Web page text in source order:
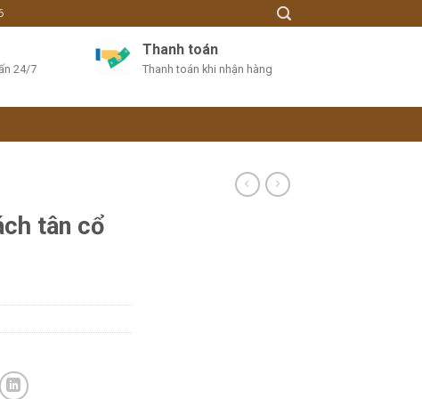
24/7
Thanh toán
Thanh toán khi nhận hàng
tân cổ